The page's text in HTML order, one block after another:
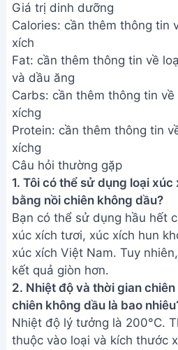
Giá trị dinh dưỡng
Calories: cần thêm thông tin
xích
Fat: cần thêm thông tin về
và dầu ăng
Carbs: cần thêm thông tin
xíchg
Protein: cần thêm thông tin
xíchg
Câu hỏi thường gặp
1. Tôi có thể sử dụng loại
bằng nồi chiên không dầu?
Bạn có thể sử dụng hầu hết
xúc xích tươi, xúc xích hun
xúc xích Việt Nam. Tuy
kết quả giòn hơn.
2. Nhiệt độ và thời gian
chiên không dầu là bao
Nhiệt độ lý tưởng là 200°C.
thuộc vào loại và kích thước